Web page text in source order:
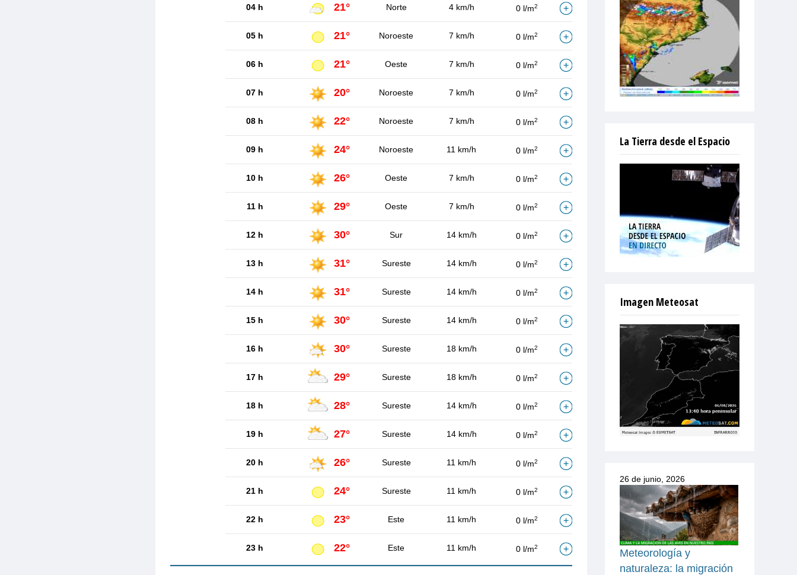
04 h 21° Norte 4 km/h 0 l/m2
05 h 21° Noroeste 7 km/h 0 l/m2
06 h 21° Oeste 7 km/h 0 l/m2
07 h 20° Noroeste 7 km/h 0 l/m2
08 h 22° Noroeste 7 km/h 0 l/m2
09 h 24° Noroeste 11 km/h 0 l/m2
10 h 26° Oeste 7 km/h 0 l/m2
11 h 29° Oeste 7 km/h 0 l/m2
12 h 30° Sur 14 km/h 0 l/m2
13 h 31° Sureste 14 km/h 0 l/m2
14 h 31° Sureste 14 km/h 0 l/m2
15 h 30° Sureste 14 km/h 0 l/m2
16 h 30° Sureste 18 km/h 0 l/m2
17 h 29° Sureste 18 km/h 0 l/m2
18 h 28° Sureste 14 km/h 0 l/m2
19 h 27° Sureste 14 km/h 0 l/m2
20 h 26° Sureste 11 km/h 0 l/m2
21 h 24° Sureste 11 km/h 0 l/m2
22 h 23° Este 11 km/h 0 l/m2
23 h 22° Este 11 km/h 0 l/m2
La Tierra desde el Espacio
Imagen Meteosat
26 de junio, 2026
Meteorología y
naturaleza: la migración